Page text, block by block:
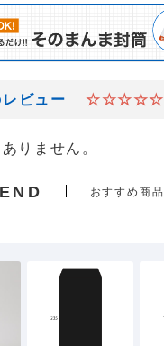
ビュー ☆☆☆☆☆
りません。
おすすめ商品